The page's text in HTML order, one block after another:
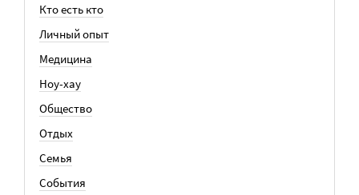
Кто есть кто
Личный опыт
Медицина
Ноу-хау
Общество
Отдых
Семья
События